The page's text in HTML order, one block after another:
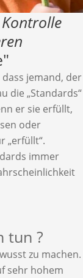
jemand, der
die „Standards“
er sie erfüllt,
oder
„erfüllt“.
immer
tun ?
zu machen.
sehr hohem